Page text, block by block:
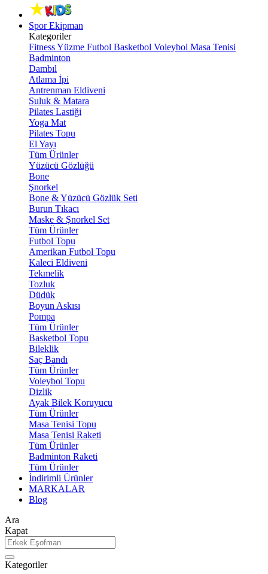
Spor Ekipman
Kategoriler
FitnessYüzme Futbol Basketbol Voleybol Masa Tenisi
Badminton
Dambıl
Atlama İpi
Antrenman Eldiveni
Suluk & Matara
Pilates Lastiği
Yoga Mat
Pilates Topu
El Yayı
Tüm Ürünler
Yüzücü Gözlüğü
Bone
Şnorkel
Bone & Yüzücü Gözlük Seti
Burun Tıkacı
Maske & Şnorkel Set
Tüm Ürünler
Futbol Topu
Amerikan Futbol Topu
Kaleci Eldiveni
Tekmelik
Tozluk
Düdük
Boyun Askısı
Pompa
Tüm Ürünler
Basketbol Topu
Bileklik
Saç Bandı
Tüm Ürünler
Voleybol Topu
Dizlik
Ayak Bilek Koruyucu
Tüm Ürünler
Masa Tenisi Topu
Masa Tenisi Raketi
Tüm Ürünler
Badminton Raketi
Tüm Ürünler
İndirimli Ürünler
MARKALAR
Blog
Ara
Kapat
Kategoriler